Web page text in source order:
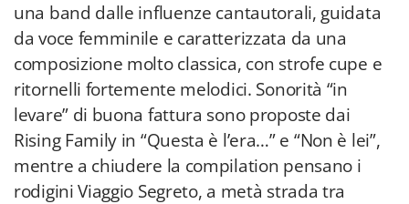
una band dalle influenze cantautorali, guidata
da voce femminile e caratterizzata da una
composizione molto classica, con strofe cupe e
ritornelli fortemente melodici. Sonorità “in
levare” di buona fattura sono proposte dai
Rising Family in “Questa è l’era…” e “Non è lei”,
mentre a chiudere la compilation pensano i
rodigini Viaggio Segreto, a metà strada tra